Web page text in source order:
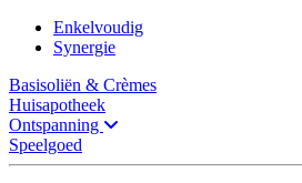
Enkelvoudig
Synergie
Basisoliën & Crèmes
Huisapotheek
Ontspanning
Speelgoed